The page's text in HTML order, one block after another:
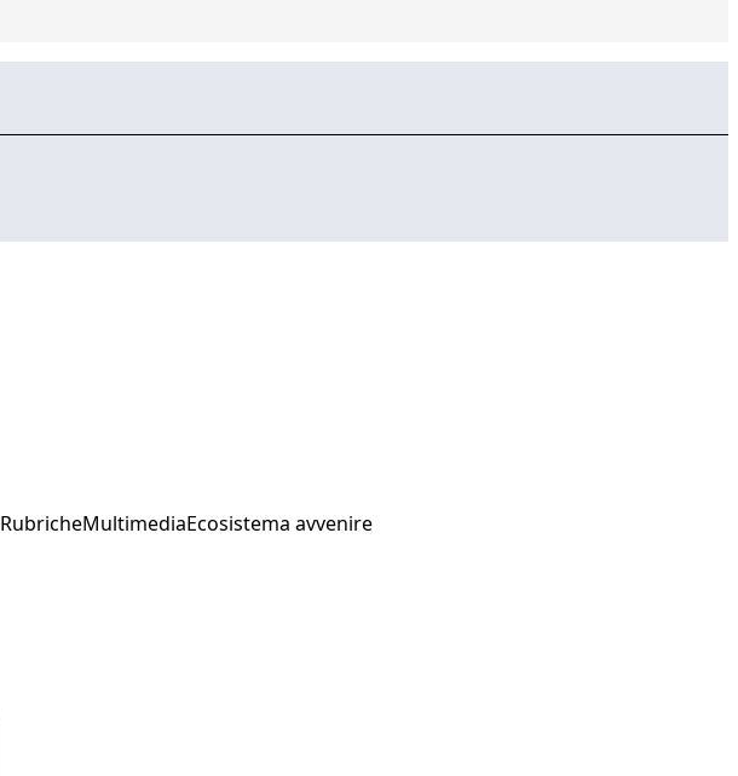
RubricheMultimediaEcosistema avvenire